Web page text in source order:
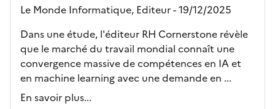
Le Monde Informatique, Editeur- 19/12/2025
Dans une étude, l'éditeur RH Cornerstone révèle
que le marché du travail mondial connaît une
convergence massive de compétences en IA et
en machine learning avec une demande en ...
En savoir plus...